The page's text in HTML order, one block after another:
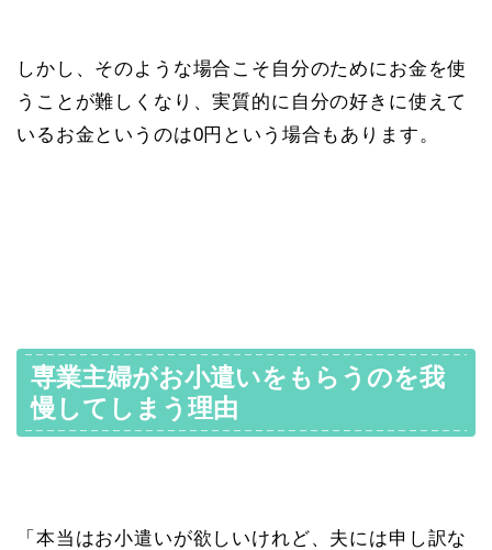
しかし、そのような場合こそ自分のためにお金を使
うことが難しくなり、実質的に自分の好きに使えて
いるお金というのは0円という場合もあります。
専業主婦がお小遣いをもらうのを我
慢してしまう理由
「本当はお小遣いが欲しいけれど、夫には申し訳な